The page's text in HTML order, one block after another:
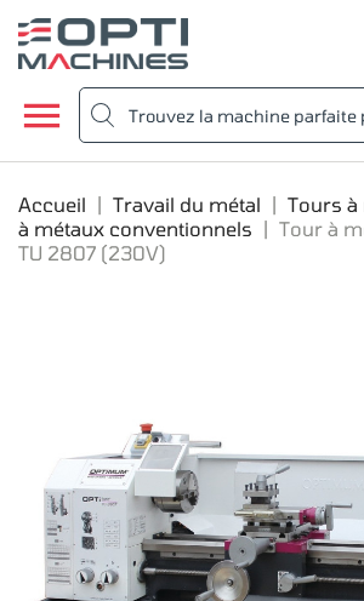

Accueil Travail du métal Tours à
à métaux conventionnels
Tour à
TU 2807 (230V)